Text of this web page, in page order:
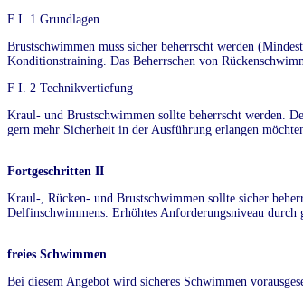
F I. 1 Grundlagen
Brustschwimmen muss sicher beherrscht werden
Konditionstraining. Das Beherrschen von
F I. 2 Technikvertiefung
Kraul- und Brustschwimmen sollte beherrscht werden.
gern mehr Sicherheit in der Ausführung erlangen
Fortgeschritten II
Kraul-, Rücken- und Brustschwimmen sollte sicher
Delfinschwimmens. Erhöhtes Anforderungsniveau
freies Schwimmen
Bei diesem Angebot wird sicheres Schwimmen